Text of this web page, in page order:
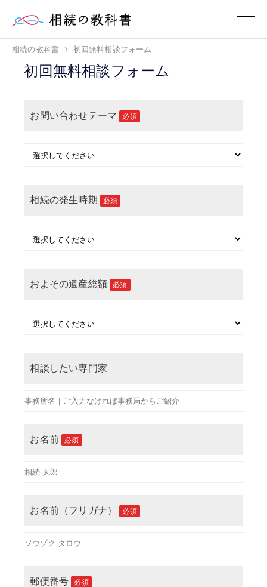
相続の教科書 初回無料相談フォーム
初回無料相談フォーム
お問い合わせテーマ 必須
相続の発生時期 必須
およその遺産総額 必須
相談したい専門家
お名前 必須
お名前（フリガナ） 必須
郵便番号 必須